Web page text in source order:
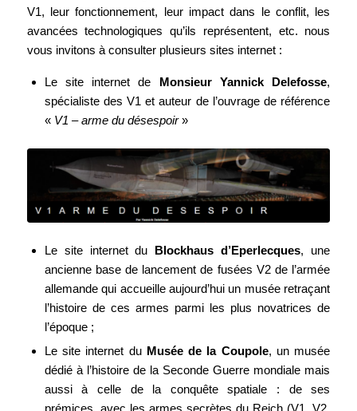
V1, leur fonctionnement, leur impact dans le conflit, les
avancées technologiques qu’ils représentent, etc. nous
vous invitons à consulter plusieurs sites internet :
Le site internet de Monsieur Yannick Delefosse,
spécialiste des V1 et auteur de l’ouvrage de référence
« V1 – arme du désespoir»
Le site internet du Blockhaus d’Eperlecques, une
ancienne base de lancement de fusées V2 de l’armée
allemande qui accueille aujourd’hui un musée retraçant
l’histoire de ces armes parmi les plus novatrices de
l’époque ;
Le site internet du Musée de la Coupole, un musée
dédié à l’histoire de la Seconde Guerre mondiale mais
aussi à celle de la conquête spatiale : de ses